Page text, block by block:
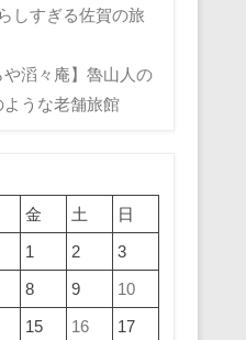
しすぎる佐賀の旅
や滔々庵】魯山人の
うな老舗旅館
金 土
日
1
2
3
8 9
10
15 16
17